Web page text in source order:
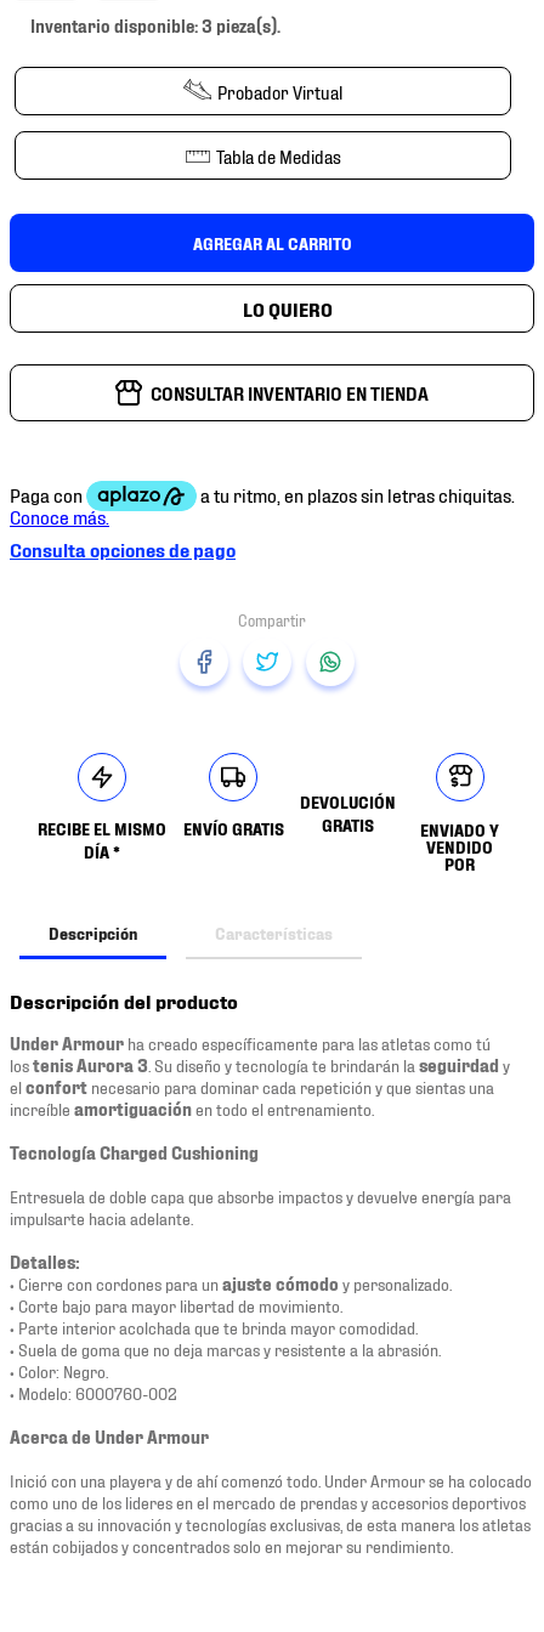
Inventario disponible: 3 pieza(s).
Probador Virtual
Tabla de Medidas
AGREGAR AL CARRITO
CONSULTAR INVENTARIO EN TIENDA
Consulta opciones de pago
RECIBE EL MISMO
DÍA *
ENVÍO GRATIS
DEVOLUCIÓN
GRATIS
ENVIADO Y
VENDIDO
POR
Descripción Características
Descripción del producto
Under Armour ha creado específicamente para las atletas como tú
lostenis Aurora 3 . Su diseño y tecnología te brindarán la seguirdad y
elconfort necesario para dominar cada repetición y que sientas una
increíble amortiguaciónen todo el entrenamiento.
Tecnología Charged Cushioning
Entresuela de doble capa que absorbe impactos y devuelve energía para
impulsarte hacia adelante.
Detalles:
• Cierre con cordones para unajuste cómodo y personalizado.
• Corte bajo para mayor libertad de movimiento.
• Parte interior acolchada que te brinda mayor comodidad.
• Suela de goma que no deja marcas y resistente a la abrasión.
• Color: Negro.
• Modelo: 6000760-002
Acerca de Under Armour
Inició con una playera y de ahí comenzó todo. Under Armour se ha colocado
como uno de los lideres en el mercado de prendas y accesorios deportivos
gracias a su innovación y tecnologías exclusivas, de esta manera los atletas
están cobijados y concentrados solo en mejorar su rendimiento.
10. tenis nike